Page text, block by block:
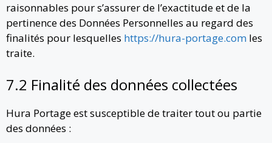
raisonnables pour s’assurer de l’exactitude et de la
pertinence des Données Personnelles au regard des
finalités pour lesquelles https://hura-portage.com les
traite.
7.2 Finalité des données collectées
Hura Portage est susceptible de traiter tout ou partie
des données :